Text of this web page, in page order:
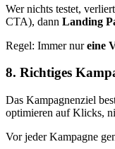
Wer nichts testet,
CTA), dann Landing
Regel: Immer nureine
8. Richtiges
Das Kampagnenziel
optimieren auf Klicks,
Vor jeder Kampagne